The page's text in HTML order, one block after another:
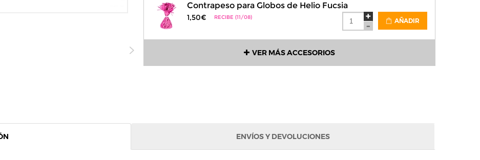
Contrapeso para Globos de Helio Fucsia
1,50€ RECIBE (11/08) AÑADIR
VER MÁS ACCESORIOS
ENVÍOS Y DEVOLUCIONES